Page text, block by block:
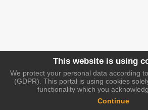
This website is using
We protect your personal data according
(GDPR). This portal is using cookies
functionality which you
Continue